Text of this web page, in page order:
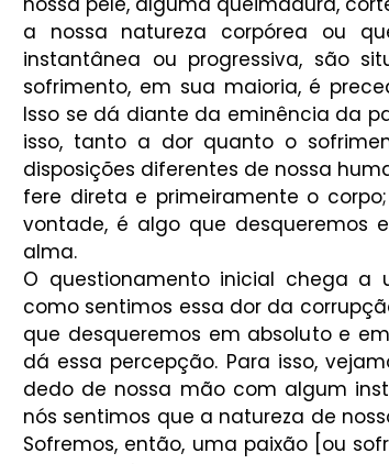
a nossa natureza corpórea ou
instantânea ou progressiva, são
sofrimento, em sua maioria, é
Isso se dá diante da eminência da
isso, tanto a dor quanto o
disposições diferentes de nossa
fere direta e primeiramente o
vontade, é algo que desqueremos
alma.
O questionamento inicial chega a
como sentimos essa dor da
que desqueremos em absoluto e
dá essa percepção. Para isso,
dedo de nossa mão com algum
nós sentimos que a natureza de
Sofremos, então, uma paixão [ou